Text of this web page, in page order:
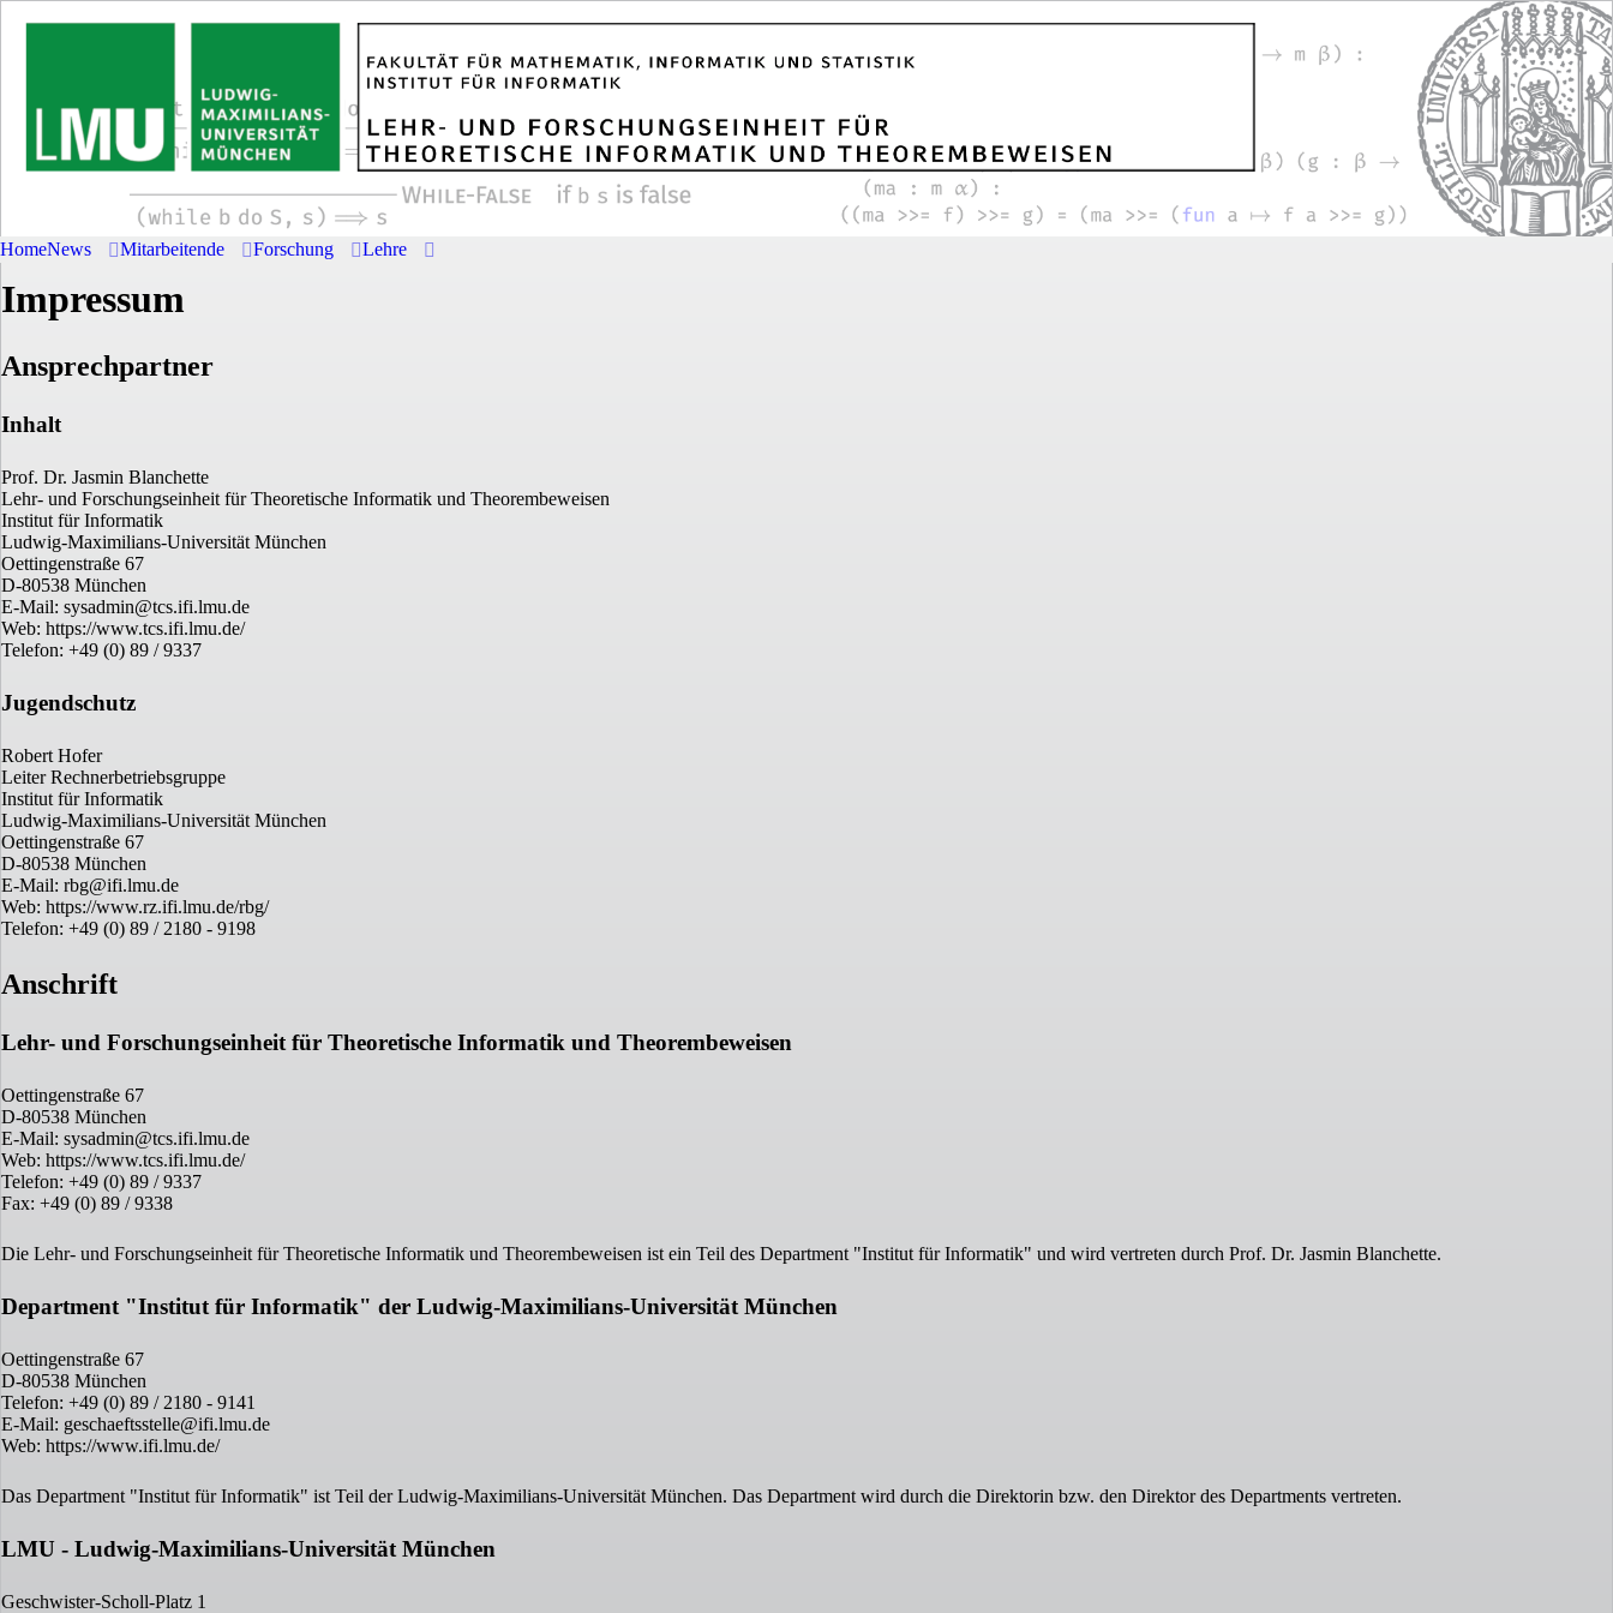
HomeNews Mitarbeitende Forschung Lehre
Impressum
Ansprechpartner
Inhalt
Prof. Dr. Jasmin Blanchette
Lehr- und Forschungseinheit für Theoretische Informatik und Theorembeweisen
Institut für Informatik
Ludwig-Maximilians-Universität München
Oettingenstraße 67
D-80538 München
E-Mail: sysadmin@tcs.ifi.lmu.de
Web: https://www.tcs.ifi.lmu.de/
Telefon: +49 (0) 89 / 9337
Jugendschutz
Robert Hofer
Leiter Rechnerbetriebsgruppe
Institut für Informatik
Ludwig-Maximilians-Universität München
Oettingenstraße 67
D-80538 München
E-Mail: rbg@ifi.lmu.de
Web: https://www.rz.ifi.lmu.de/rbg/
Telefon: +49 (0) 89 / 2180 - 9198
Anschrift
Lehr- und Forschungseinheit für Theoretische Informatik und Theorembeweisen
Oettingenstraße 67
D-80538 München
E-Mail: sysadmin@tcs.ifi.lmu.de
Web: https://www.tcs.ifi.lmu.de/
Telefon: +49 (0) 89 / 9337
Fax: +49 (0) 89 / 9338
Die Lehr- und Forschungseinheit für Theoretische Informatik und Theorembeweisen ist ein Teil des Department "Institut für Informatik" und wird vertreten durch Prof. Dr. Jasmin Blanchette.
Department "Institut für Informatik" der Ludwig-Maximilians-Universität München
Oettingenstraße 67
D-80538 München
Telefon: +49 (0) 89 / 2180 - 9141
E-Mail: geschaeftsstelle@ifi.lmu.de
Web: https://www.ifi.lmu.de/
Das Department "Institut für Informatik" ist Teil der Ludwig-Maximilians-Universität München. Das Department wird durch die Direktorin bzw. den Direktor des Departments vertreten.
LMU - Ludwig-Maximilians-Universität München
Geschwister-Scholl-Platz 1